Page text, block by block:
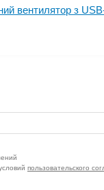
вентилятор з
пользовательского